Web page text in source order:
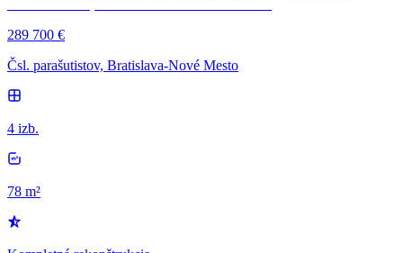
289 700 €
Čsl. parašutistov, Bratislava-Nové Mesto
4 izb.
78 m²